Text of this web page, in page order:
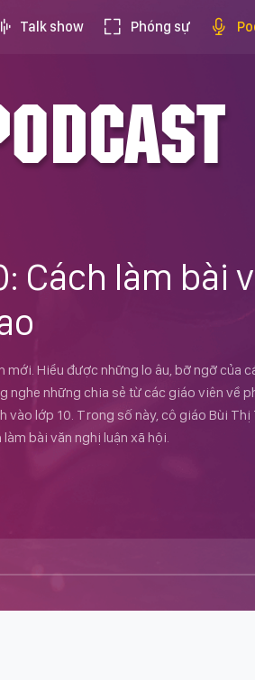
Talk show Phóng sự
Cách làm bài
mới. Hiểu được những lo âu, bỡ ngỡ của
nghe những chia sẻ từ các giáo viên về
lớp 10. Trong số này, cô giáo Bùi Thị
bài văn nghị luận xã hội.